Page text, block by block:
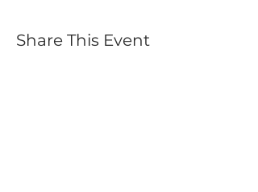
Share This Event